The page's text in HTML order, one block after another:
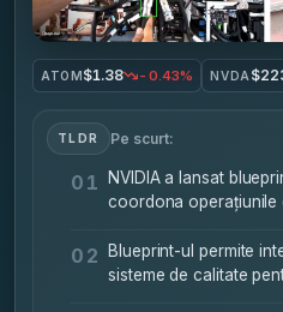
ATOM $1.38 -0.43% NVDA
TLDR Pe scurt:
01
NVIDIA a lansat
coordona operațiunile
02
Blueprint-ul permite
sisteme de calitate